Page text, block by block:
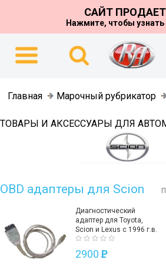
САЙТ
Нажмите, чтобы
Главная Марочный рубрикатор
ТОВАРЫ И АКСЕССУАРЫ ДЛЯ
OBD адаптеры для Scion
Диагностический
адаптер для Toyota,
Scion и Lexus с 1996 г.в.
2900 P